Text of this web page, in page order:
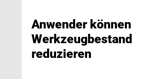
Anwender können
Werkzeugbestand
reduzieren